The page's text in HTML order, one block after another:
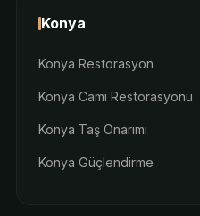
Konya
Konya Restorasyon
Konya Cami Restorasyonu
Konya Taş Onarımı
Konya Güçlendirme